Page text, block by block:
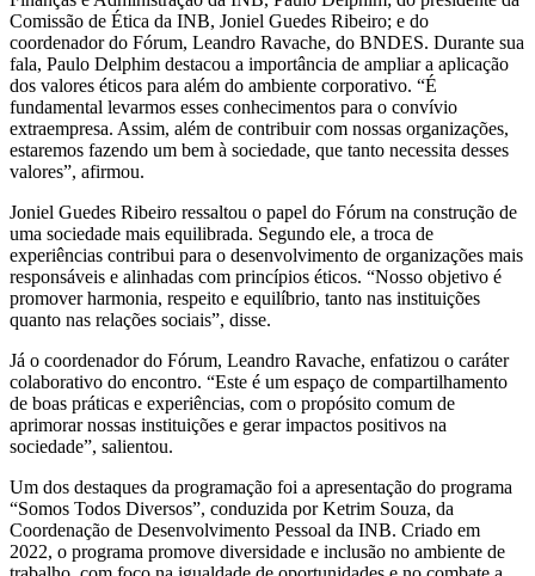
Comissão de Ética da INB, Joniel Guedes Ribeiro; e do
coordenador do Fórum, Leandro Ravache, do BNDES. Durante sua
fala, Paulo Delphim destacou a importância de ampliar a aplicação
dos valores éticos para além do ambiente corporativo. “É
fundamental levarmos esses conhecimentos para o convívio
extraempresa. Assim, além de contribuir com nossas organizações,
estaremos fazendo um bem à sociedade, que tanto necessita desses
valores”, afirmou.
Joniel Guedes Ribeiro ressaltou o papel do Fórum na construção de
uma sociedade mais equilibrada. Segundo ele, a troca de
experiências contribui para o desenvolvimento de organizações mais
responsáveis e alinhadas com princípios éticos. “Nosso objetivo é
promover harmonia, respeito e equilíbrio, tanto nas instituições
quanto nas relações sociais”, disse.
Já o coordenador do Fórum, Leandro Ravache, enfatizou o caráter
colaborativo do encontro. “Este é um espaço de compartilhamento
de boas práticas e experiências, com o propósito comum de
aprimorar nossas instituições e gerar impactos positivos na
sociedade”, salientou.
Um dos destaques da programação foi a apresentação do programa
“Somos Todos Diversos”, conduzida por Ketrim Souza, da
Coordenação de Desenvolvimento Pessoal da INB. Criado em
2022, o programa promove diversidade e inclusão no ambiente de